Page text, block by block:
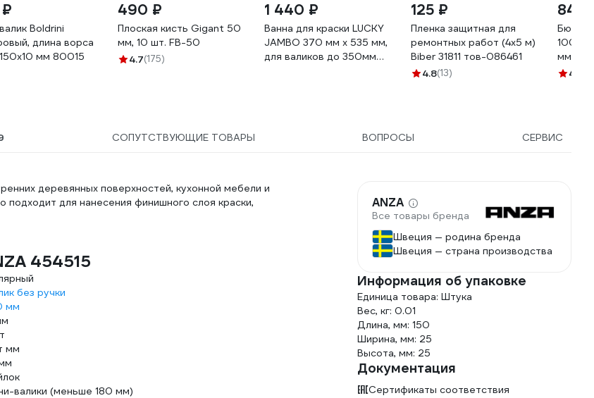
Boldrini
длина ворса
мм 80015
490 ₽
Плоская кисть Gigant 50
мм, 10 шт. FB-50
4.7(175)
1 440 ₽
Ванна для краски LUCKY
JAMBO 370 мм х 535 мм,
для валиков до 350мм
125 ₽
Пленка защитная для
ремонтных работ (4х5 м)
Biber 31811 тов-086461
4.8(13)
84 ₽
мм,
1504.8
СОПУТСТВУЮЩИЕ ТОВАРЫ ВОПРОСЫ СЕРВИС
деревянных поверхностей, кухонной мебели и
для нанесения финишного слоя краски,
454515
без ручки
мм
мм
валики (меньше 180 мм)
ANZA
Все товары бренда
Швеция — родина бренда
Швеция — страна производства
Информация об упаковке
Единица товара: Штука
Вес, кг: 0.01
Длина, мм: 150
Ширина, мм: 25
Высота, мм: 25
Документация
Сертификаты соответствия